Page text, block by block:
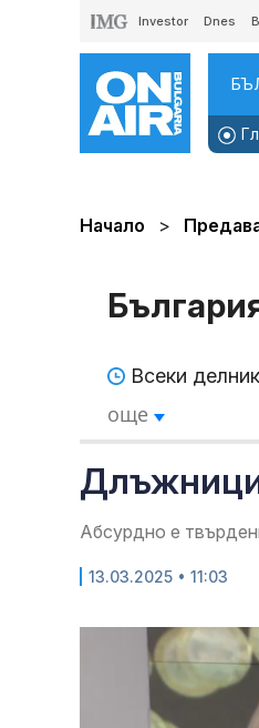
Investor Dnes
Начало
Всеки
още
Абсурдно е
13.03.2025 • 11:03